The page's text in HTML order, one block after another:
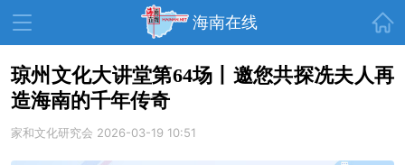
海南在线
资讯中心 热点
琼州文化大讲堂第64场丨邀您共探冼夫人再
造海南的千年传奇
家和文化研究会 2026-03-19 10:51